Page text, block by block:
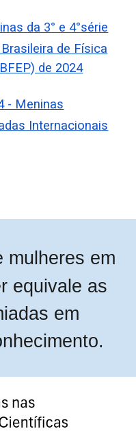
da 3° e 4°série
de Física
de 2024
- Meninas
Internacionais
mulheres em
equivale as
em